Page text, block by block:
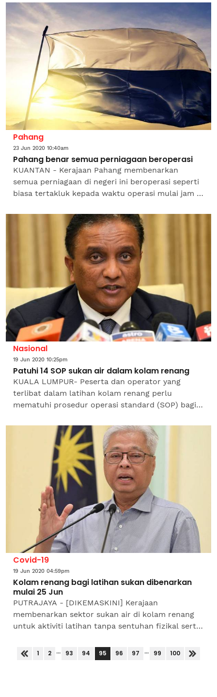
berkata, majlis pertunangan, majlis...
Pahang
23 Jun 2020 10:40am
Pahang benar semua perniagaan beroperasi
KUANTAN - Kerajaan Pahang membenarkan
semua perniagaan di negeri ini beroperasi seperti
biasa tertakluk kepada waktu operasi mulai jam 7
serta-merta...
Nasional
19 Jun 2020 10:25pm
Patuhi 14 SOP sukan air dalam kolam renang
KUALA LUMPUR- Peserta dan operator yang
terlibat dalam latihan kolam renang perlu
mematuhi prosedur operasi standard (SOP) bagi
Belia dan Sukan, Datuk...
Covid-19
19 Jun 2020 04:59pm
Kolam renang bagi latihan sukan dibenarkan
mulai 25 Jun
PUTRAJAYA - [DIKEMASKINI] Kerajaan
membenarkan sektor sukan air di kolam renang
untuk aktiviti latihan tanpa sentuhan fizikal serta
beroperasi bermula 25 Jun...
1 2 ... 93 94 95 96 97 ... 99 100